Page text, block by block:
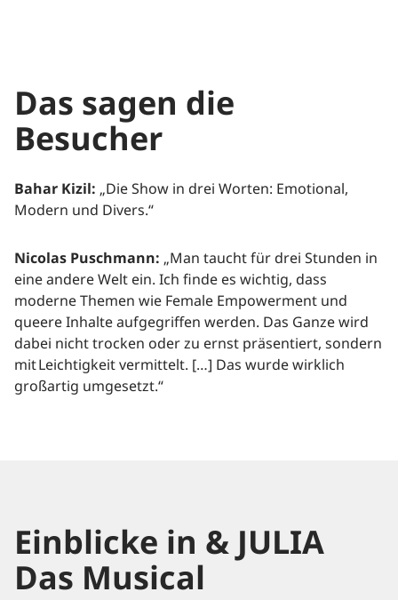
Das sagen die
Besucher
Bahar Kizil: „Die Show in drei Worten: Emotional,
Modern und Divers.“
Nicolas Puschmann: „Man taucht für drei Stunden in
eine andere Welt ein. Ich finde es wichtig, dass
moderne Themen wie Female Empowerment und
queere Inhalte aufgegriffen werden. Das Ganze wird
dabei nicht trocken oder zu ernst präsentiert, sondern
mit Leichtigkeit vermittelt. […] Das wurde wirklich
großartig umgesetzt.“
Einblicke in & JULIA
Das Musical